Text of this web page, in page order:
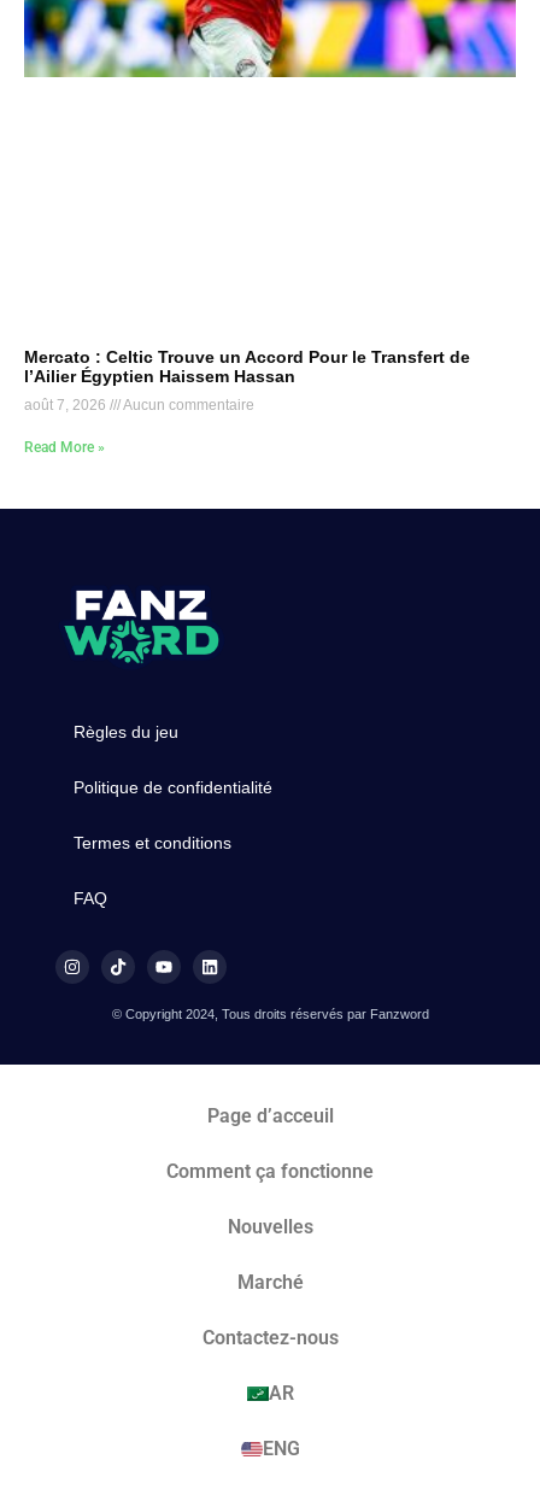
Mercato : Celtic Trouve un Accord Pour le Transfert de
l’Ailier Égyptien Haissem Hassan
août 7, 2026 Aucun commentaire
Read More »
Règles du jeu
Politique de confidentialité
Termes et conditions
FAQ
© Copyright 2024, Tous droits réservés par Fanzword
Page d’acceuil
Comment ça fonctionne
Nouvelles
Marché​
Contactez-nous
AR
ENG